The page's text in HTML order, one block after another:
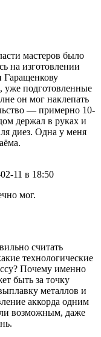
мастеров было
на изготовлении
Гаращенкову
уже подготовленные
он мог наклепать
— примерно 10-
держал в руках и
диез. Одна у меня
11 в 18:50
мог.
считать
технологические
Почему именно
быть за точку
металлов и
аккорда одним
возможным, даже